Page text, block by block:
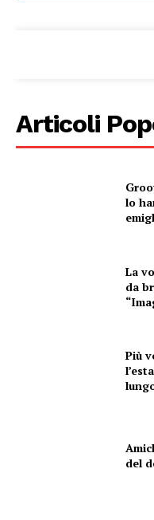
Articoli
lo
La
da
Più
del